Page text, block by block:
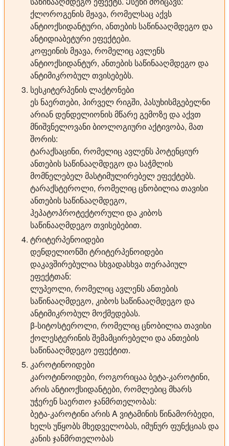
ქლოროგენის მჟავა, რომელსაც აქვს
ანტიოქსიდანტური, ანთების საწინააღმდეგო და
ანტიდიაბეტური ეფექტები.
კოფეინის მჟავა, რომელიც ავლენს
ანტიოქსიდანტურ, ანთების საწინააღმდეგო და
ანტიმიკრობულ თვისებებს.
სესკიტერპენის ლაქტონები
ეს ნაერთები, პირველ რიგში, პასუხისმგებელნი
არიან დენდელიონის მწარე გემოზე და აქვთ
მნიშვნელოვანი ბიოლოგიური აქტივობა, მათ
შორის:
ტარაქსაცინი, რომელიც ავლენს პოტენციურ
ანთების საწინააღმდეგო და საჭმლის
მომნელებელ მასტიმულირებელ ეფექტებს.
ტარაქსტეროლი, რომელიც ცნობილია თავისი
ანთების საწინააღმდეგო,
ჰეპატოპროტექტორული და კიბოს
საწინააღმდეგო თვისებებით.
ტრიტერპენოიდები
დენდელიონში ტრიტერპენოიდები
დაკავშირებულია სხვადასხვა თერაპიულ
ეფექტთან:
ლუპეოლი, რომელიც ავლენს ანთების
საწინააღმდეგო, კიბოს საწინააღმდეგო და
ანტიმიკრობულ მოქმედებას.
β-სიტოსტეროლი, რომელიც ცნობილია თავისი
ქოლესტერინის შემამცირებელი და ანთების
საწინააღმდეგო ეფექტით.
კაროტინოიდები
კაროტინოიდები, როგორიცაა ბეტა-კაროტინი,
არის ანტიოქსიდანტები, რომლებიც მხარს
უჭერენ საერთო ჯანმრთელობას:
ბეტა-კაროტინი არის A ვიტამინის წინამორბედი,
ხელს უწყობს მხედველობას, იმუნურ ფუნქციას და
კანის ჯანმრთელობას